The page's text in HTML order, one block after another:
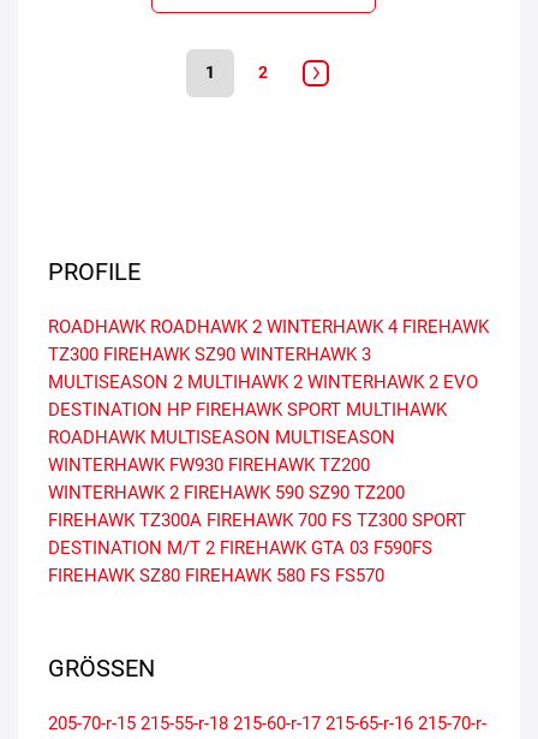
1 2
PROFILE
ROADHAWK ROADHAWK 2 WINTERHAWK 4 FIREHAWK
TZ300 FIREHAWK SZ90 WINTERHAWK 3
MULTISEASON 2 MULTIHAWK 2 WINTERHAWK 2 EVO
DESTINATION HP FIREHAWK SPORT MULTIHAWK
ROADHAWK MULTISEASON MULTISEASON
WINTERHAWK FW930 FIREHAWK TZ200
WINTERHAWK 2 FIREHAWK 590 SZ90 TZ200
FIREHAWK TZ300A FIREHAWK 700 FS TZ300 SPORT
DESTINATION M/T 2 FIREHAWK GTA 03 F590FS
FIREHAWK SZ80 FIREHAWK 580 FS FS570
GRÖSSEN
205-70-r-15 215-55-r-18 215-60-r-17 215-65-r-16 215-70-r-